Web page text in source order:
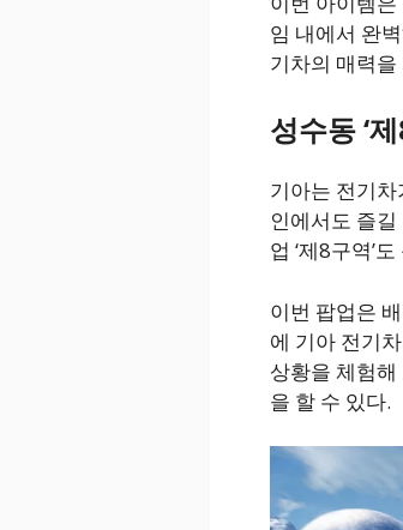
임 내에서 완
기차의 매력
성수동 ‘
기아는 전기
인에서도 즐
업 ‘제8구역’
이번 팝업은
에 기아 전기
상황을 체험
을 할 수 있다.